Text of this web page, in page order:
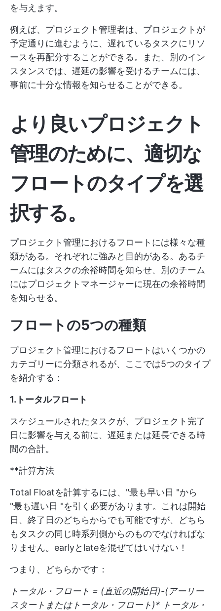
を与えます。
例えば、プロジェクト管理者は、プロジェクトが
予定通りに進むように、遅れているタスクにリソ
ースを再配分することができる。また、別のイン
スタンスでは、遅延の影響を受けるチームには、
事前に十分な情報を知らせることができる。
より良いプロジェクト
管理のために、適切な
フロートのタイプを選
択する。
プロジェクト管理におけるフロートには様々な種
類がある。それぞれに強みと目的がある。あるチ
ームにはタスクの余裕時間を知らせ、別のチーム
にはプロジェクトマネージャーに現在の余裕時間
を知らせる。
フロートの5つの種類
プロジェクト管理におけるフロートはいくつかの
カテゴリーに分類されるが、ここでは5つのタイプ
を紹介する：
1.トータルフロート
スケジュールされたタスクが、プロジェクト完了
日に影響を与える前に、遅延または延長できる時
間の合計。
**計算方法
Total Floatを計算するには、"最も早い日 "から
"最も遅い日 "を引く必要があります。これは開始
日、終了日のどちらからでも可能ですが、どちら
もタスクの同じ時系列側からのものでなければな
りません。earlyとlateを混ぜてはいけない！
つまり、どちらかです：
トータル・フロート = (直近の開始日)-(アーリー
スタートまたはトータル・フロート)* トータル・